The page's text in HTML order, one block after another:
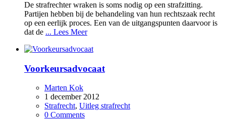
De strafrechter wraken is soms nodig op een strafzitting.
Partijen hebben bij de behandeling van hun rechtszaak recht
op een eerlijk proces. Een van de uitgangspunten daarvoor is
dat de ... Lees Meer
Voorkeursadvocaat
Marten Kok
1 december 2012
Strafrecht, Uitleg strafrecht
0 Comments